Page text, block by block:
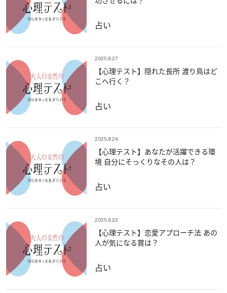
占い
2025.8.27
【心理テスト】隠れた長所 渡り鳥はど
こへ行く？
占い
2025.8.24
【心理テスト】あなたが活躍できる環
境 自分にそっくりなその人は？
占い
2025.8.22
【心理テスト】恋愛アプローチ法 あの
人が気になる賞は？
占い